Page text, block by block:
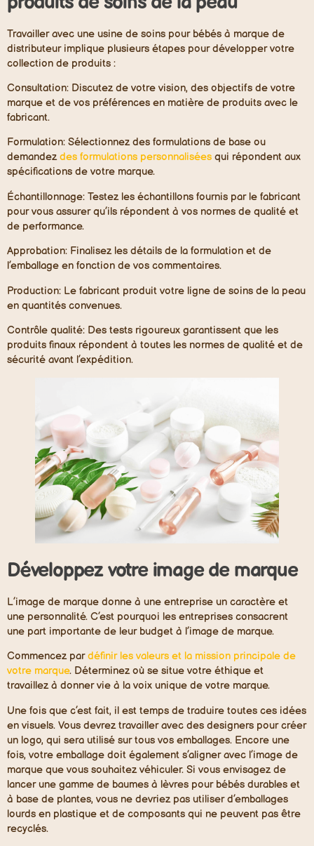
Travailler avec une usine de soins pour bébés à marque de
distributeur implique plusieurs étapes pour développer votre
collection de produits :
Consultation: Discutez de votre vision, des objectifs de votre
marque et de vos préférences en matière de produits avec le
fabricant.
Formulation: Sélectionnez des formulations de base ou
demandezdes formulations personnalisées qui répondent aux
spécifications de votre marque.
Échantillonnage: Testez les échantillons fournis par le fabricant
pour vous assurer qu’ils répondent à vos normes de qualité et
de performance.
Approbation: Finalisez les détails de la formulation et de
l’emballage en fonction de vos commentaires.
Production: Le fabricant produit votre ligne de soins de la peau
en quantités convenues.
Contrôle qualité: Des tests rigoureux garantissent que les
produits finaux répondent à toutes les normes de qualité et de
sécurité avant l’expédition.
Développez votre image de marque
L’image de marque donne à une entreprise un caractère et
une personnalité. C’est pourquoi les entreprises consacrent
une part importante de leur budget à l’image de marque.
Commencez pardéfinir les valeurs et la mission principale de
votre marque. Déterminez où se situe votre éthique et
travaillez à donner vie à la voix unique de votre marque.
Une fois que c’est fait, il est temps de traduire toutes ces idées
en visuels. Vous devrez travailler avec des designers pour créer
un logo, qui sera utilisé sur tous vos emballages. Encore une
fois, votre emballage doit également s’aligner avec l’image de
marque que vous souhaitez véhiculer. Si vous envisagez de
lancer une gamme de baumes à lèvres pour bébés durables et
à base de plantes, vous ne devriez pas utiliser d’emballages
lourds en plastique et de composants qui ne peuvent pas être
recyclés.